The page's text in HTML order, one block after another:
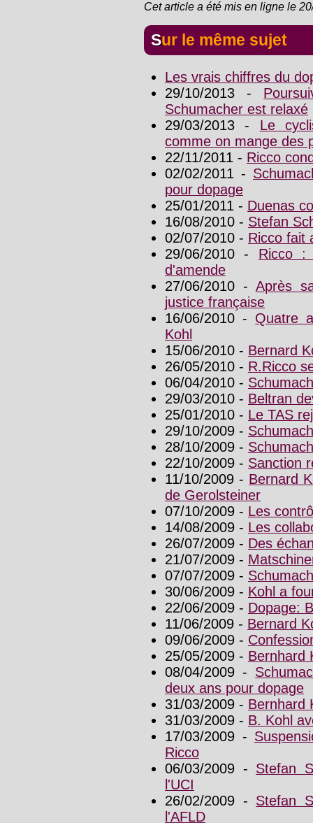
Cet article a été mis en ligne le
Sur le même sujet
Les vrais chiffres du
29/10/2013 -
Schumacher est relaxé
29/03/2013 - Le
comme on mange des
22/11/2011 - Ricco
02/02/2011 -
pour dopage
25/01/2011 - Duenas
16/08/2010 - Stefan
02/07/2010 - Ricco fait
29/06/2010 - Ricco
d'amende
27/06/2010 - Après
justice française
16/06/2010 - Quatre
Kohl
15/06/2010 - Bernard
26/05/2010 - R.Ricco
06/04/2010 -
29/03/2010 - Beltran
25/01/2010 - Le TAS
29/10/2009 -
28/10/2009 -
22/10/2009 - Sanction
11/10/2009 - Bernard
de Gerolsteiner
07/10/2009 - Les
14/08/2009 - Les
26/07/2009 - Des
21/07/2009 -
07/07/2009 -
30/06/2009 - Kohl a
22/06/2009 - Dopage:
11/06/2009 - Bernard
09/06/2009 -
25/05/2009 - Bernhard
08/04/2009 -
deux ans pour dopage
31/03/2009 - Bernhard
31/03/2009 - B. Kohl
17/03/2009 -
Ricco
06/03/2009 - Stefan
l'UCI
26/02/2009 - Stefan
l'AFLD